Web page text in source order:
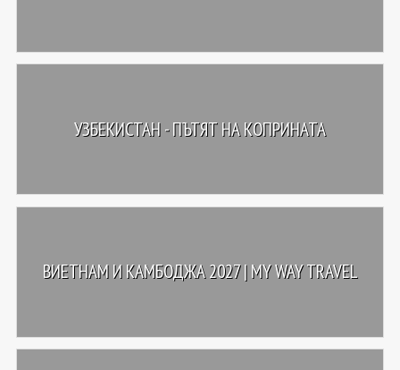
УЗБЕКИСТАН - ПЪТЯТ НА КОПРИНАТА
ВИЕТНАМ И КАМБОДЖА 2027 | MY WAY TRAVEL